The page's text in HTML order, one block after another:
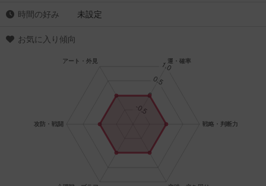
時間の好み 未設定
お気に入り傾向